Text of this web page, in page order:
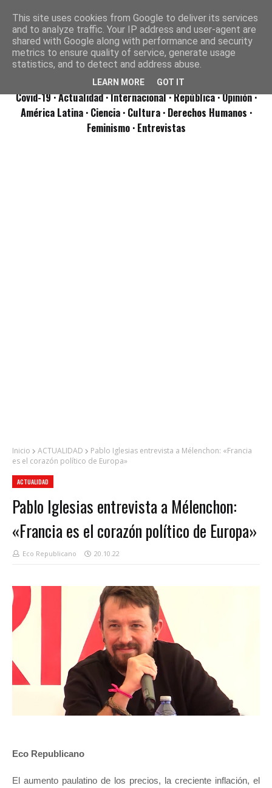
Covid-19· Actualidad· Internacional· República· Opinión·
América Latina · Ciencia · Cultura · Derechos Humanos ·
Feminismo · Entrevistas
Inicio ACTUALIDAD
Pablo Iglesias entrevista a Mélenchon: «Francia
es el corazón político de Europa»
ACTUALIDAD
Pablo Iglesias entrevista a Mélenchon:
«Francia es el corazón político de Europa»
Eco Republicano 20.10.22
Eco Republicano
El aumento paulatino de los precios, la creciente inflación, el
This site uses cookies from Google to deliver its services
and to analyze traffic. Your IP address and user-agent are
shared with Google along with performance and security
metrics to ensure quality of service, generate usage
statistics, and to detect and address abuse.
LEARN MORE GOT IT